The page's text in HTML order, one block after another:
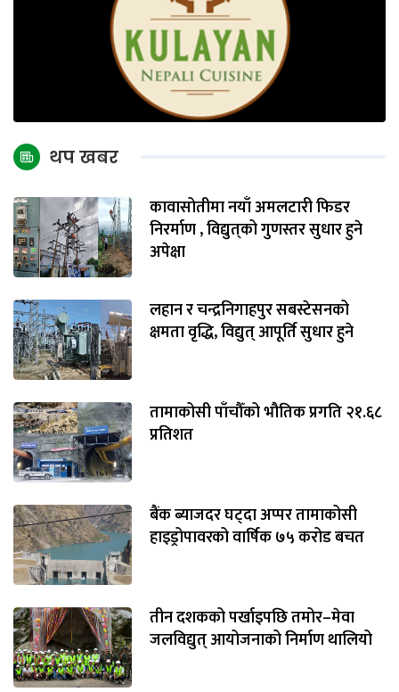
थप खबर
कावासोतीमा नयाँ अमलटारी फिडर
निरर्माण , विद्युत्‌को गुणस्तर सुधार हुने
अपेक्षा
लहान र चन्द्रनिगाहपुर सबस्टेसनको
क्षमता वृद्धि, विद्युत् आपूर्ति सुधार हुने
तामाकोसी पाँचौँको भौतिक प्रगति २१.६८
प्रतिशत
बैंक ब्याजदर घट्दा अप्पर तामाकोसी
हाइड्रोपावरको वार्षिक ७५ करोड बचत
तीन दशकको पर्खाइपछि तमोर–मेवा
जलविद्युत् आयोजनाको निर्माण थालियो